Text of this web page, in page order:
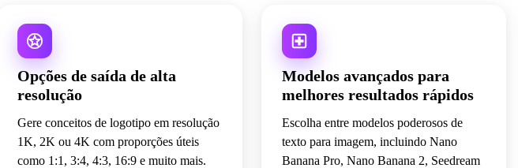
Opções de saída de alta
resolução
Gere conceitos de logotipo em resolução
1K, 2K ou 4K com proporções úteis
como 1:1, 3:4, 4:3, 16:9 e muito mais.
Modelos avançados para
melhores resultados rápidos
Escolha entre modelos poderosos de
texto para imagem, incluindo Nano
Banana Pro, Nano Banana 2, Seedream